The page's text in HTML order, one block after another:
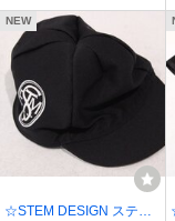
NEW
☆STEM DESIGN ステム